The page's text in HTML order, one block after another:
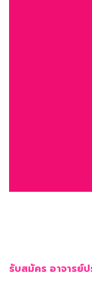
รับสมัคร อาจารย์